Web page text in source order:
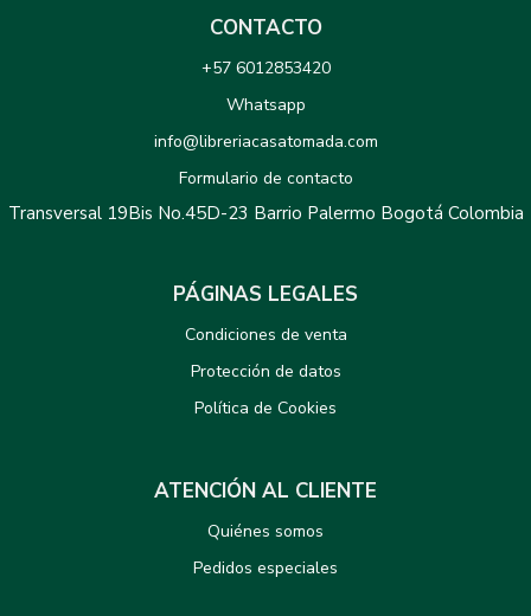
CONTACTO
+57 6012853420
Whatsapp
info@libreriacasatomada.com
Formulario de contacto
Transversal 19Bis No.45D-23 Barrio Palermo Bogotá Colombia
PÁGINAS LEGALES
Condiciones de venta
Protección de datos
Política de Cookies
ATENCIÓN AL CLIENTE
Quiénes somos
Pedidos especiales